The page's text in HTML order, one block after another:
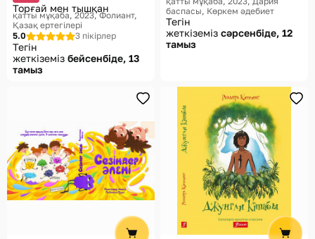
Торғай мен тышқан
қатты мұқаба, 2023 Фолиант,
Қазақ ертегілері
5.0
3 пікірлер
Тегін
жеткіземіз бейсенбіде, 13
тамыз
баспасы, Көркем әдебиет
Тегін
жеткіземіз сәрсенбіде, 12
тамыз